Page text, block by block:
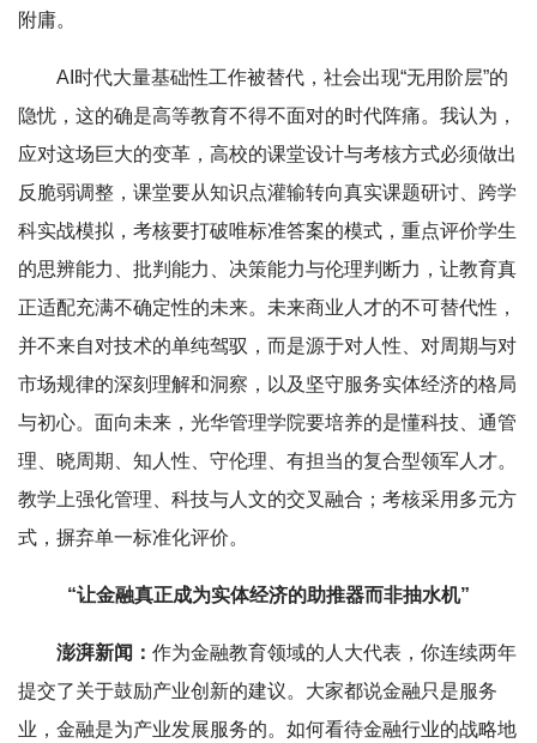
附庸。
AI时代大量基础性工作被替代，社会出现“无用阶层”的
隐忧，这的确是高等教育不得不面对的时代阵痛。我认为，
应对这场巨大的变革，高校的课堂设计与考核方式必须做出
反脆弱调整，课堂要从知识点灌输转向真实课题研讨、跨学
科实战模拟，考核要打破唯标准答案的模式，重点评价学生
的思辨能力、批判能力、决策能力与伦理判断力，让教育真
正适配充满不确定性的未来。未来商业人才的不可替代性，
并不来自对技术的单纯驾驭，而是源于对人性、对周期与对
市场规律的深刻理解和洞察，以及坚守服务实体经济的格局
与初心。面向未来，光华管理学院要培养的是懂科技、通管
理、晓周期、知人性、守伦理、有担当的复合型领军人才。
教学上强化管理、科技与人文的交叉融合；考核采用多元方
式，摒弃单一标准化评价。
“让金融真正成为实体经济的助推器而非抽水机”
澎湃新闻： 作为金融教育领域的人大代表，你连续两年
提交了关于鼓励产业创新的建议。大家都说金融只是服务
业，金融是为产业发展服务的。如何看待金融行业的战略地